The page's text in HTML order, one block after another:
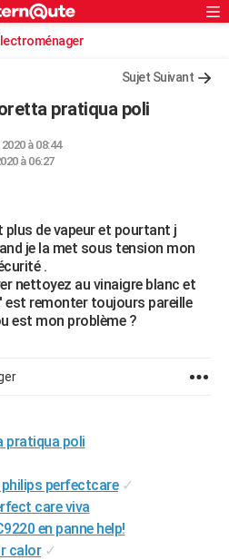
Sujet Suivant
pratiqua poli
à 08:44
à 06:27
de vapeur et pourtant j
je la met sous tension mon
.
nettoyez au vinaigre blanc et
est remonter toujours pareille
est mon problème ?
pratiqua poli
perfectcare ✓
care viva
en panne help!
calor ✓